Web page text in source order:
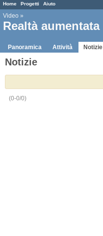
Home Progetti Aiuto
Video »
Realtà aumentata
Panoramica Attività Notizie
Notizie
(0-0/0)